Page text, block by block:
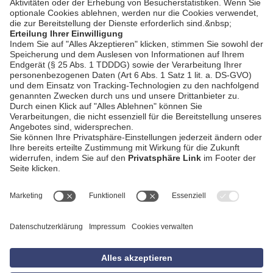
AGB
Datenschutzerklärung
Empfang